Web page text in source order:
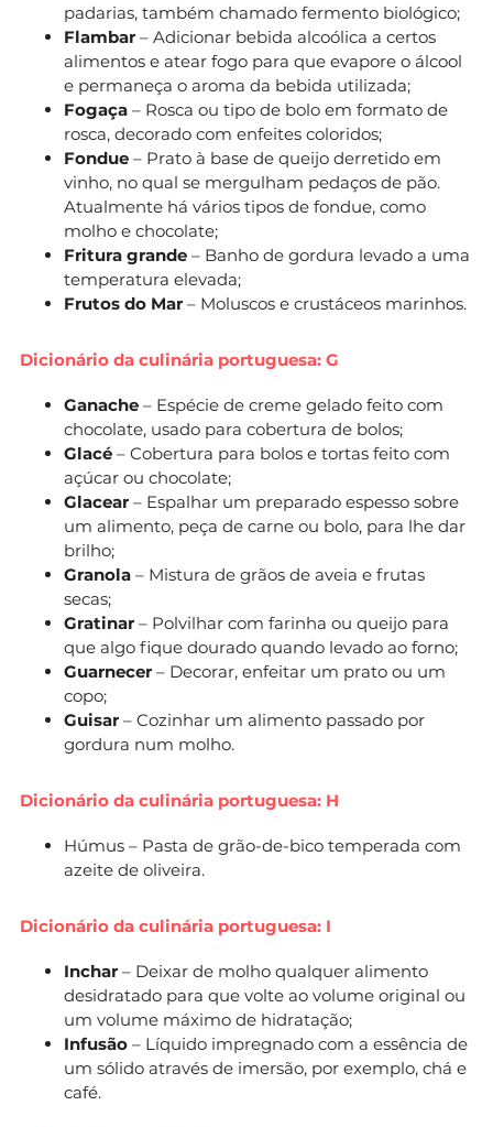
padarias, também chamado fermento biológico;
Flambar – Adicionar bebida alcoólica a certos
alimentos e atear fogo para que evapore o álcool
e permaneça o aroma da bebida utilizada;
Fogaça – Rosca ou tipo de bolo em formato de
rosca, decorado com enfeites coloridos;
Fondue – Prato à base de queijo derretido em
vinho, no qual se mergulham pedaços de pão.
Atualmente há vários tipos de fondue, como
molho e chocolate;
Fritura grande – Banho de gordura levado a uma
temperatura elevada;
Frutos do Mar – Moluscos e crustáceos marinhos.
Dicionário da culinária portuguesa: G
Ganache – Espécie de creme gelado feito com
chocolate, usado para cobertura de bolos;
Glacé – Cobertura para bolos e tortas feito com
açúcar ou chocolate;
Glacear – Espalhar um preparado espesso sobre
um alimento, peça de carne ou bolo, para lhe dar
brilho;
Granola – Mistura de grãos de aveia e frutas
secas;
Gratinar – Polvilhar com farinha ou queijo para
que algo fique dourado quando levado ao forno;
Guarnecer – Decorar, enfeitar um prato ou um
copo;
Guisar – Cozinhar um alimento passado por
gordura num molho.
Dicionário da culinária portuguesa: H
Húmus – Pasta de grão-de-bico temperada com
azeite de oliveira.
Dicionário da culinária portuguesa: I
Inchar – Deixar de molho qualquer alimento
desidratado para que volte ao volume original ou
um volume máximo de hidratação;
Infusão – Líquido impregnado com a essência de
um sólido através de imersão, por exemplo, chá e
café.